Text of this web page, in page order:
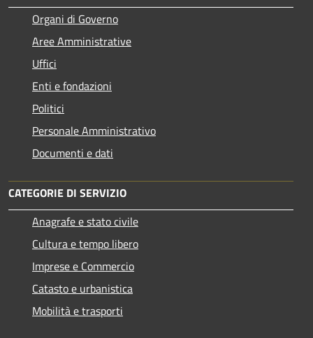
Organi di Governo
Aree Amministrative
Uffici
Enti e fondazioni
Politici
Personale Amministrativo
Documenti e dati
CATEGORIE DI SERVIZIO
Anagrafe e stato civile
Cultura e tempo libero
Imprese e Commercio
Catasto e urbanistica
Mobilità e trasporti